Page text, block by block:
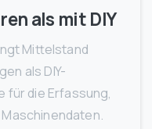
als mit DIY
Mittelstand
als DIY-
für die Erfassung,